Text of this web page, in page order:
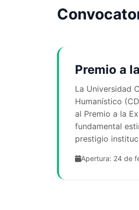
Premio a
La Universidad
Humanístico
al Premio a la
fundamental
prestigio
Apertura: 24 de